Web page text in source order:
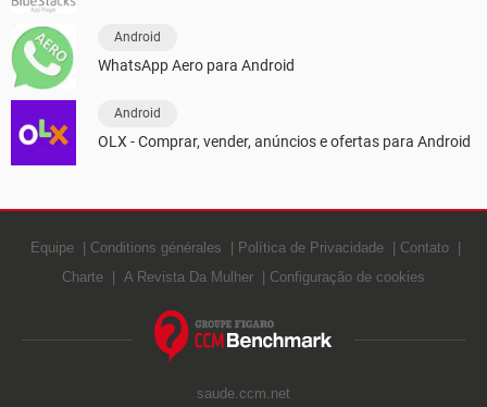
Android
WhatsApp Aero para Android
Android
OLX - Comprar, vender, anúncios e ofertas para Android
Equipe Conditions générales Política de Privacidade
Contato
Charte
A Revista Da Mulher Configuração de cookies
saude.ccm.net